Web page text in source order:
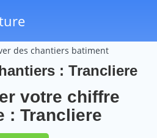
des chantiers batiment
: Trancliere
votre chiffre
: Trancliere